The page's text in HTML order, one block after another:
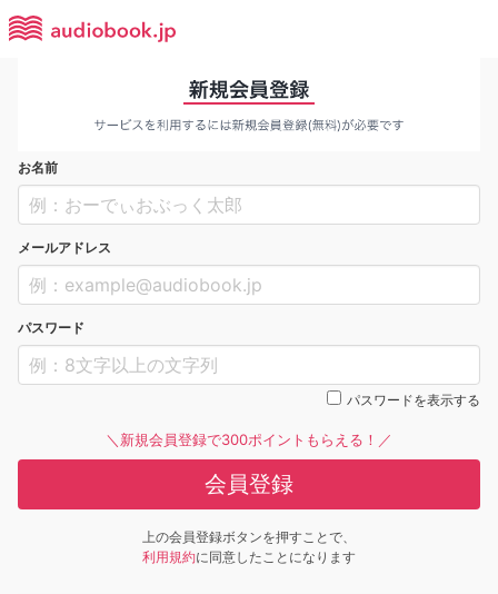
お名前
メールアドレス
パスワード
パスワードを表示する
＼新規会員登録で300ポイントもらえる！／
会員登録
上の会員登録ボタンを押すことで、
利用規約に同意したことになります